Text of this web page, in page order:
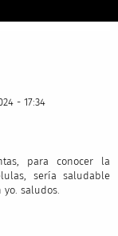
- 17:34
para conocer la
sería saludable
saludos.